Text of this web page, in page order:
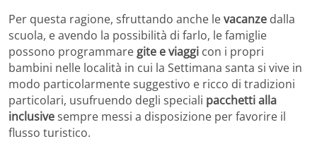
Per questa ragione, sfruttando anche levacanze dalla
scuola, e avendo la possibilità di farlo, le famiglie
possono programmare gite e viaggi con i propri
bambini nelle località in cui la Settimana santa si vive in
modo particolarmente suggestivo e ricco di tradizioni
particolari, usufruendo degli speciali pacchetti alla
inclusivesempre messi a disposizione per favorire il
flusso turistico.